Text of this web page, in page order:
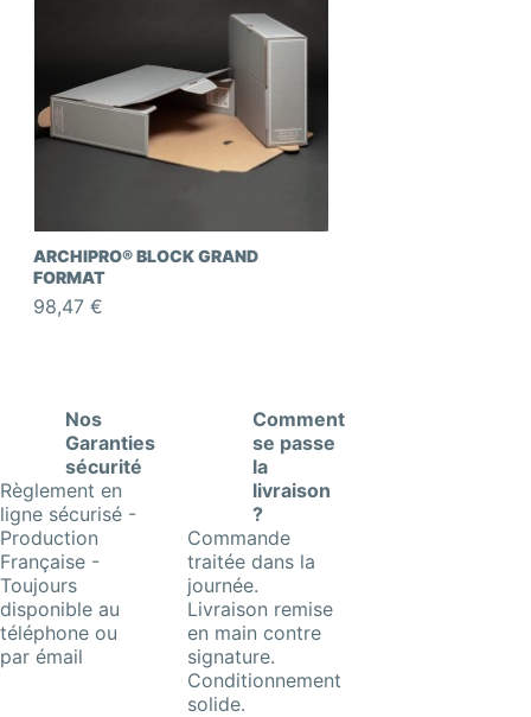
ARCHIPRO® BLOCK GRAND
FORMAT
98,47 €
Nos
Garanties
sécurité
Règlement en
ligne sécurisé -
Production
Française -
Toujours
disponible au
téléphone ou
par émail
Comment
se passe
la
livraison
?
Commande
traitée dans la
journée.
Livraison remise
en main contre
signature.
Conditionnement
solide.